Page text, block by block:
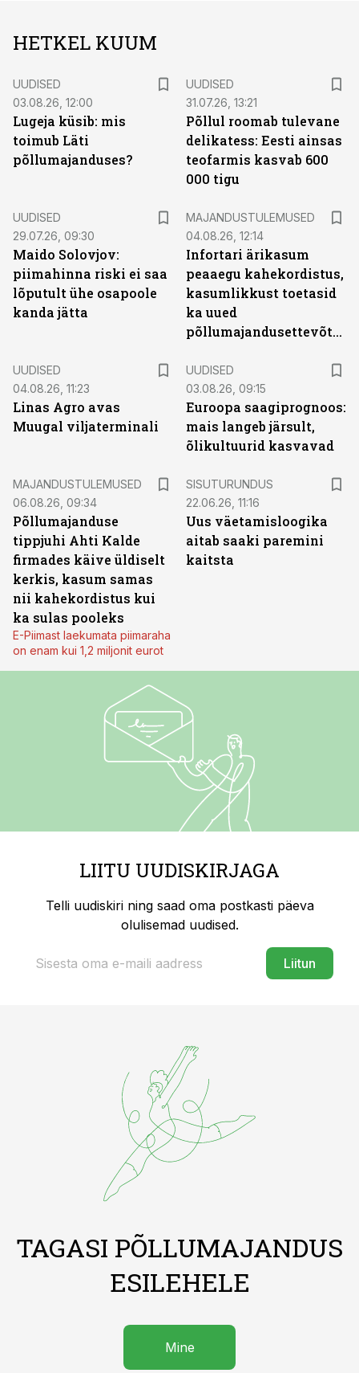
HETKEL KUUM
UUDISED
03.08.26, 12:00
Lugeja küsib: mis
toimub Läti
põllumajanduses?
UUDISED
31.07.26, 13:21
Põllul roomab tulevane
delikatess: Eesti ainsas
teofarmis kasvab 600
000 tigu
UUDISED
29.07.26, 09:30
Maido Solovjov:
piimahinna riski ei saa
lõputult ühe osapoole
kanda jätta
MAJANDUSTULEMUSED
04.08.26, 12:14
Infortari ärikasum
peaaegu kahekordistus,
kasumlikkust toetasid
ka uued
põllumajandusettevõtted
UUDISED
04.08.26, 11:23
Linas Agro avas
Muugal viljaterminali
UUDISED
03.08.26, 09:15
Euroopa saagiprognoos:
mais langeb järsult,
õlikultuurid kasvavad
MAJANDUSTULEMUSED
06.08.26, 09:34
Põllumajanduse
tippjuhi Ahti Kalde
firmades käive üldiselt
kerkis, kasum samas
nii kahekordistus kui
ka sulas pooleks
E-Piimast laekumata piimaraha
on enam kui 1,2 miljonit eurot
SISUTURUNDUS
22.06.26, 11:16
Uus väetamisloogika
aitab saaki paremini
kaitsta
LIITU UUDISKIRJAGA
Telli uudiskiri ning saad oma postkasti päeva
olulisemad uudised.
Liitun
TAGASI PÕLLUMAJANDUS
ESILEHELE
Mine